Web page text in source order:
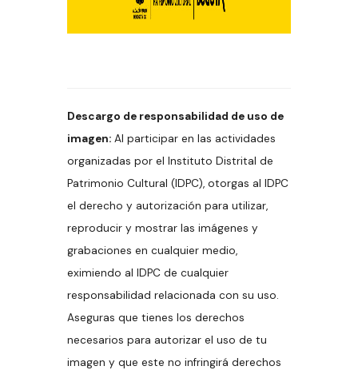
Descargo de responsabilidad de uso de
imagen: Al participar en las actividades
organizadas por el Instituto Distrital de
Patrimonio Cultural (IDPC), otorgas al IDPC
el derecho y autorización para utilizar,
reproducir y mostrar las imágenes y
grabaciones en cualquier medio,
eximiendo al IDPC de cualquier
responsabilidad relacionada con su uso.
Aseguras que tienes los derechos
necesarios para autorizar el uso de tu
imagen y que este no infringirá derechos